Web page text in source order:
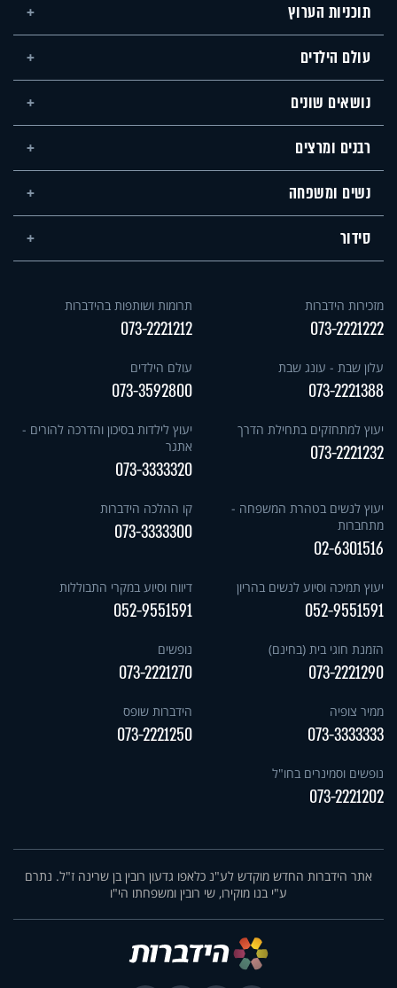
תוכניות הערוץ
עולם הילדים
נושאים שונים
רבנים ומרצים
נשים ומשפחה
סידור
מזכירות הידברות
073-2221222
תרומות ושותפות בהידברות
073-2221212
עלון שבת - עונג שבת
073-2221388
עולם הילדים
073-3592800
יעוץ למתחזקים בתחילת הדרך
073-2221232
יעוץ לילדות בסיכון והדרכה להורים -
אתגר
073-3333320
יעוץ לנשים בטהרת המשפחה -
מתחברות
02-6301516
קו ההלכה הידברות
073-3333300
יעוץ תמיכה וסיוע לנשים בהריון
052-9551591
דיווח וסיוע במקרי התבוללות
052-9551591
הזמנת חוגי בית (בחינם)
073-2221290
נופשים
073-2221270
ממיר צופיה
073-3333333
הידברות שופס
073-2221250
נופשים וסמינרים בחו"ל
073-2221202
אתר הידברות החדש מוקדש לע"נ כלאפו גדעון רובין בן שרינה ז"ל. נתרם
ע"י בנו מוקירו, שי רובין ומשפחתו הי"ו